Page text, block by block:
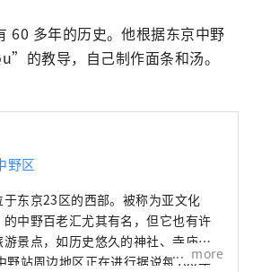
60 多年的历史。他根据东京中野
的教导，自己制作面条和汤。
野区
于东京23区的西部。被称为亚文化
中野百老汇尤其有名，但它也有许
游景点，如历史悠久的神社、寺庙和
野站周边地区正在进行据说每100年
more